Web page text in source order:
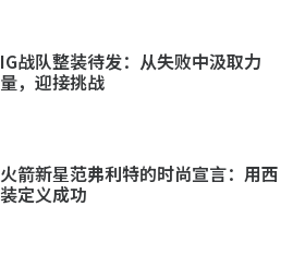
IG战队整装待发：从失败中汲取力
量，迎接挑战
火箭新星范弗利特的时尚宣言：用西
装定义成功